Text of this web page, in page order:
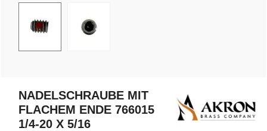
NADELSCHRAUBE MIT
FLACHEM ENDE 766015
1/4-20 X 5/16